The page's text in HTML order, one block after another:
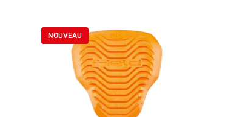
NOUVEAU